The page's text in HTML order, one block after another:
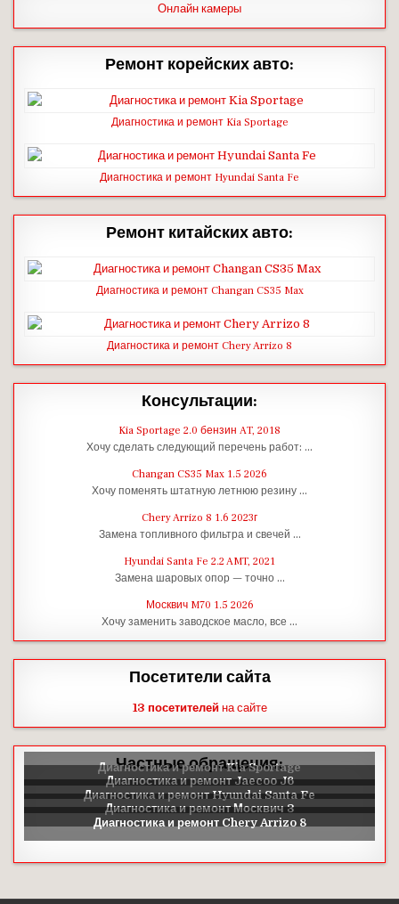
Онлайн камеры
Ремонт корейских авто:
Диагностика и ремонт Kia Sportage
Диагностика и ремонт Hyundai Santa Fe
Ремонт китайских авто:
Диагностика и ремонт Changan CS35 Max
Диагностика и ремонт Chery Arrizo 8
Консультации:
Kia Sportage 2.0 бензин AT, 2018
Хочу сделать следующий перечень работ: …
Changan CS35 Max 1.5 2026
Хочу поменять штатную летнюю резину …
Chery Arrizo 8 1.6 2023г
Замена топливного фильтра и свечей …
Hyundai Santa Fe 2.2 AMT, 2021
Замена шаровых опор — точно …
Москвич M70 1.5 2026
Хочу заменить заводское масло, все …
Посетители сайта
13 посетителейна сайте
Частные обращения: